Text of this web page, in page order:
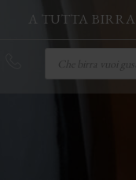
A TUTTA BIRRA
search